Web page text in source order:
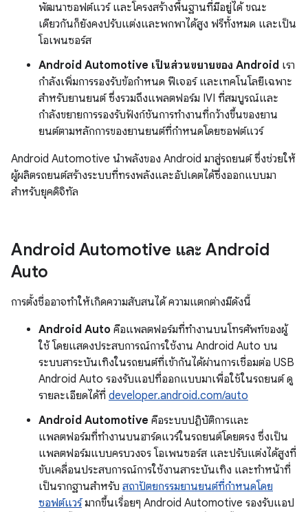
พัฒนาซอฟต์แวร์ และโครงสร้างพื้นฐานที่มีอยู่ได้ ขณะ
เดียวกันก็ยังคงปรับแต่งและพกพาได้สูง ฟรีทั้งหมด และเป็น
โอเพนซอร์ส
Android Automotive เป็นส่วนขยายของ Android เรา
กำลังเพิ่มการรองรับข้อกำหนด ฟีเจอร์ และเทคโนโลยีเฉพาะ
สำหรับยานยนต์ ซึ่งรวมถึงแพลตฟอร์ม IVI ที่สมบูรณ์และ
กำลังขยายการรองรับฟังก์ชันการทำงานที่กว้างขึ้นของยาน
ยนต์ตามหลักการของยานยนต์ที่กำหนดโดยซอฟต์แวร์
Android Automotive นำพลังของ Android มาสู่รถยนต์ ซึ่งช่วยให้
ผู้ผลิตรถยนต์สร้างระบบที่ทรงพลังและอัปเดตได้ซึ่งออกแบบมา
สำหรับยุคดิจิทัล
Android Automotive และ Android
Auto
การตั้งชื่ออาจทำให้เกิดความสับสนได้ ความแตกต่างมีดังนี้
Android Auto คือแพลตฟอร์มที่ทำงานบนโทรศัพท์ของผู้
ใช้ โดยแสดงประสบการณ์การใช้งาน Android Auto บน
ระบบสาระบันเทิงในรถยนต์ที่เข้ากันได้ผ่านการเชื่อมต่อ USB
Android Auto รองรับแอปที่ออกแบบมาเพื่อใช้ในรถยนต์ ดู
รายละเอียดได้ที่ developer.android.com/auto
Android Automotive คือระบบปฏิบัติการและ
แพลตฟอร์มที่ทำงานบนฮาร์ดแวร์ในรถยนต์โดยตรง ซึ่งเป็น
แพลตฟอร์มแบบครบวงจร โอเพนซอร์ส และปรับแต่งได้สูงที่
ขับเคลื่อนประสบการณ์การใช้งานสาระบันเทิง และทำหน้าที่
เป็นรากฐานสำหรับ สถาปัตยกรรมยานยนต์ที่กำหนดโดย
ซอฟต์แวร์มากขึ้นเรื่อยๆ Android Automotive รองรับแอป